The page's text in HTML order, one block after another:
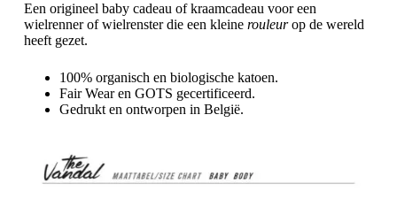
Een origineel baby cadeau of kraamcadeau voor een
wielrenner of wielrenster die een kleine rouleurop de wereld
heeft gezet.
100% organisch en biologische katoen.
Fair Wear en GOTS gecertificeerd.
Gedrukt en ontworpen in België.